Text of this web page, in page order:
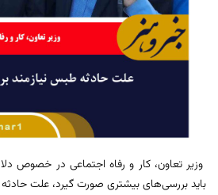
وزیر تعاون، کار و رفاه اجتماعی در خصوص
باید بررسی‌های بیشتری صورت گیرد، علت حادثه